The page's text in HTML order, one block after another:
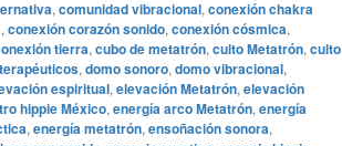
, comunidad vibracional, conexión chakra
, conexión corazón sonido, conexión cósmica,
tierra, cubo de metatrón, culto Metatrón, culto
, domo sonoro, domo vibracional,
espiritual, elevación Metatrón, elevación
hippie México, energía arco Metatrón, energía
, energía metatrón, ensoñación sonora,